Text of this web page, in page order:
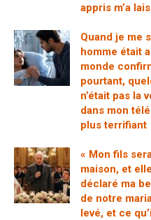
appris m’a
Quand je me
homme était
monde
pourtant,
n’était pas la
dans mon
plus terrifiant
« Mon fils
maison, et
déclaré ma
de notre
levé, et ce